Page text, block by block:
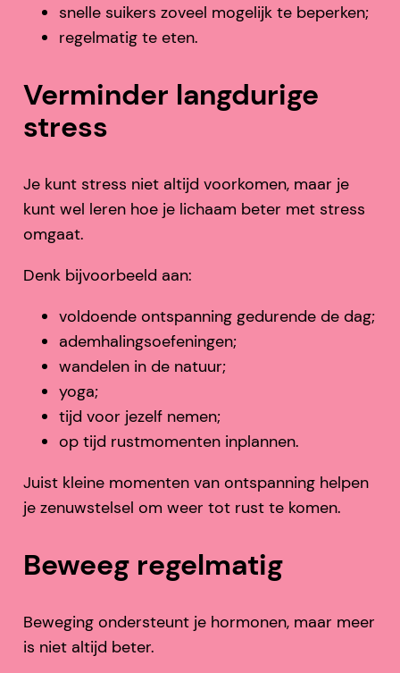
snelle suikers zoveel mogelijk te beperken;
regelmatig te eten.
Verminder langdurige
stress
Je kunt stress niet altijd voorkomen, maar je
kunt wel leren hoe je lichaam beter met stress
omgaat.
Denk bijvoorbeeld aan:
voldoende ontspanning gedurende de dag;
ademhalingsoefeningen;
wandelen in de natuur;
yoga;
tijd voor jezelf nemen;
op tijd rustmomenten inplannen.
Juist kleine momenten van ontspanning helpen
je zenuwstelsel om weer tot rust te komen.
Beweeg regelmatig
Beweging ondersteunt je hormonen, maar meer
is niet altijd beter.